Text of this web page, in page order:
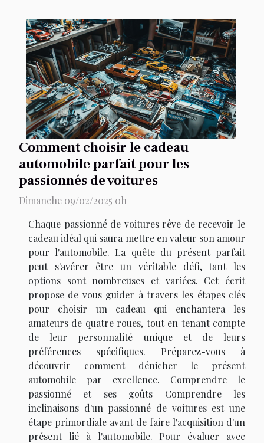
Comment choisir le cadeau
automobile parfait pour les
passionnés de voitures
Dimanche 09/02/2025 0h
Chaque passionné de voitures rêve de recevoir le
cadeau idéal qui saura mettre en valeur son amour
pour l'automobile. La quête du présent parfait
peut s'avérer être un véritable défi, tant les
options sont nombreuses et variées. Cet écrit
propose de vous guider à travers les étapes clés
pour choisir un cadeau qui enchantera les
amateurs de quatre roues, tout en tenant compte
de leur personnalité unique et de leurs
préférences spécifiques. Préparez-vous à
découvrir comment dénicher le présent
automobile par excellence. Comprendre le
passionné et ses goûts Comprendre les
inclinaisons d'un passionné de voitures est une
étape primordiale avant de faire l'acquisition d'un
présent lié à l'automobile. Pour évaluer avec